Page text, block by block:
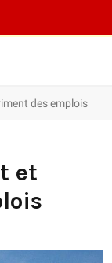
des emplois
et